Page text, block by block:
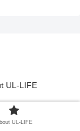
UL-LIFE
UL-LIFE